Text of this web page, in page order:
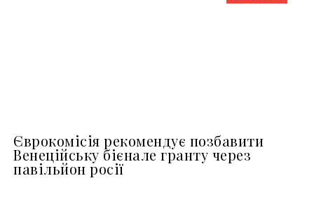
Єврокомісія рекомендує позбавити
Венеційську бієнале гранту через
павільйон росії